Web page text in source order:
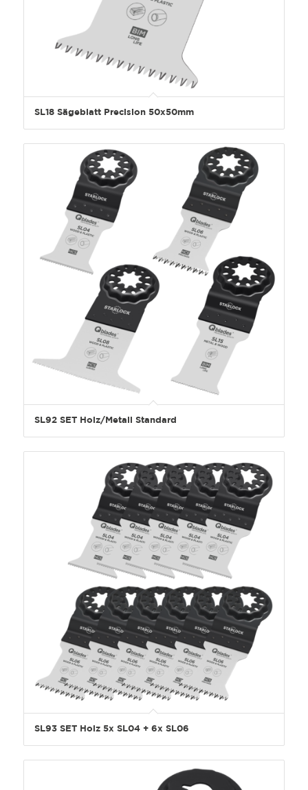
SL18 Sägeblatt Precision 50x50mm
SL92 SET Holz/Metall Standard
SL93 SET Holz 5x SL04 + 6x SL06